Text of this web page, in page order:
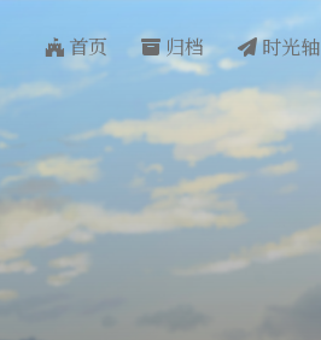
首页 归档 时光轴